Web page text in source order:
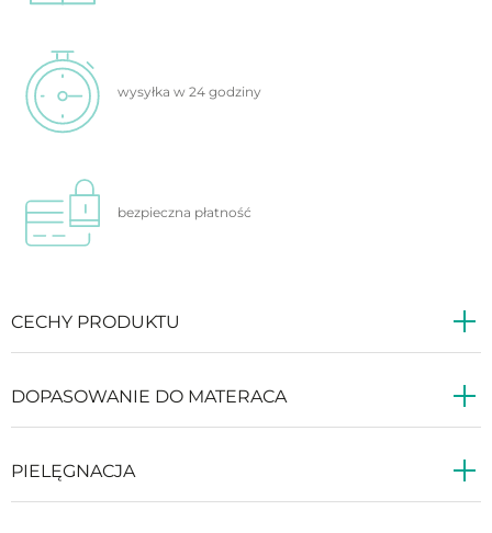
wysyłka w 24 godziny
bezpieczna płatność
CECHY PRODUKTU
DOPASOWANIE DO MATERACA
PIELĘGNACJA